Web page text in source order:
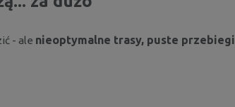
- ale nieoptymalne trasy, puste przebiegi